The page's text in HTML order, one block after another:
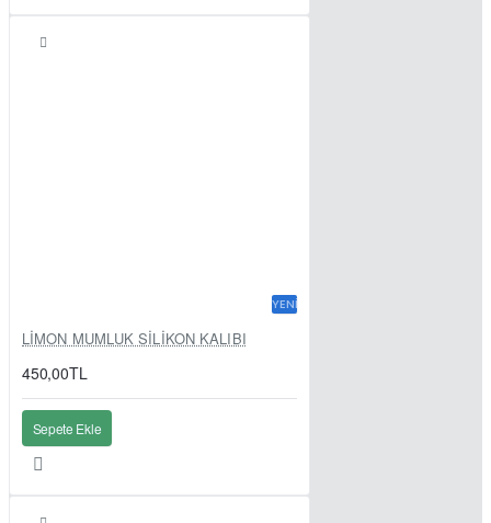
YENI
LİMON MUMLUK SİLİKON KALIBI
450,00TL
Sepete Ekle